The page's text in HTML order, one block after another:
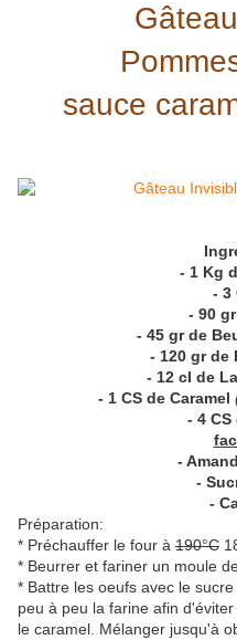
sauce
- 1 Kg
- 3
- 90
- 45 gr de
- 120 gr de
- 12 cl de
- 1 CS de Caramel
- 4 CS
-
-
-
Préparation:
* Préchauffer le four à 190°C
* Beurrer et fariner un moule
* Battre les oeufs avec le
peu à peu la farine afin
le caramel. Mélanger jusqu'à